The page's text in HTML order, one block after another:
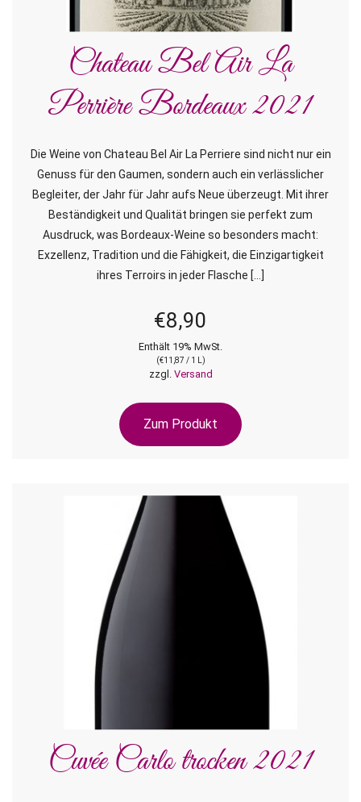
Chateau Bel Air La
Perrière Bordeaux 2021
Die Weine von Chateau Bel Air La Perriere sind nicht nur ein
Genuss für den Gaumen, sondern auch ein verlässlicher
Begleiter, der Jahr für Jahr aufs Neue überzeugt. Mit ihrer
Beständigkeit und Qualität bringen sie perfekt zum
Ausdruck, was Bordeaux-Weine so besonders macht:
Exzellenz, Tradition und die Fähigkeit, die Einzigartigkeit
ihres Terroirs in jeder Flasche […]
€8,90
Enthält 19% MwSt.
(€11,87 / 1 L)
zzgl. Versand
Zum Produkt
Cuvée Carlo trocken 2021